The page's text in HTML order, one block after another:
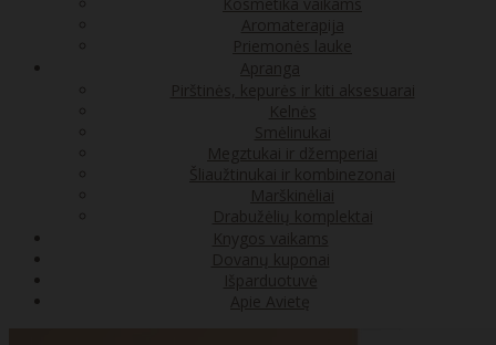
Aromaterapija
Priemonės lauke
Apranga
Pirštinės, kepurės ir kiti aksesuarai
Kelnės
Smėlinukai
Megztukai ir džemperiai
Šliaužtinukai ir kombinezonai
Marškinėliai
Drabužėlių komplektai
Knygos vaikams
Dovanų kuponai
Išparduotuvė
Apie Avietę